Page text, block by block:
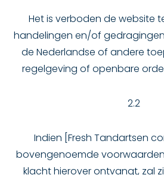
Het is verboden de website
handelingen en/of
de Nederlandse of andere
regelgeving of openbare
2.2
Indien [Fresh Tandartsen
bovengenoemde
klacht hierover ontvangt, zal